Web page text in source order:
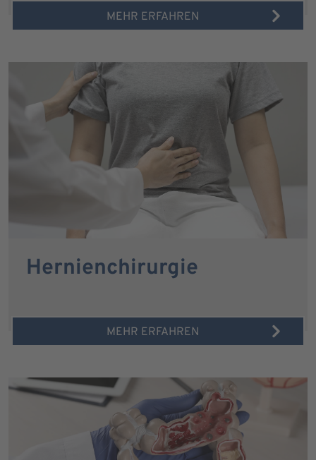
MEHR ERFAHREN
Hernienchirurgie
MEHR ERFAHREN